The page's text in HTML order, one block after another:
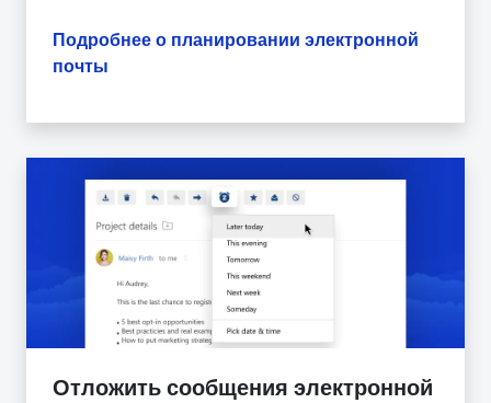
Подробнее о планировании электронной
почты
Отложить сообщения электронной